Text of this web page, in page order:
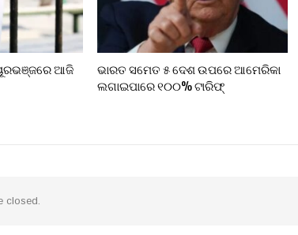
ଆଜି
ଭାରତ ସମେତ ୫ ଦେଶ ଉପରେ ଆମେରିକା
ଲଗାଇପାରେ ୧୦୦% ଟାରିଫ୍
closed.